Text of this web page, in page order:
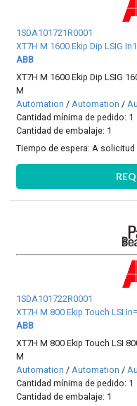
1SDA101721R0001
XT7H M 1600 Ekip Dip LSIG
ABB
XT7H M 1600 Ekip Dip LSIG
M
Automation /Automation /
Cantidad mínima de pedido: 1
Cantidad de embalaje: 1
Tiempo de espera:A solicitud
1SDA101722R0001
XT7H M 800 Ekip Touch LSI
ABB
XT7H M 800 Ekip Touch LSI
M
Automation /Automation /
Cantidad mínima de pedido: 1
Cantidad de embalaje: 1